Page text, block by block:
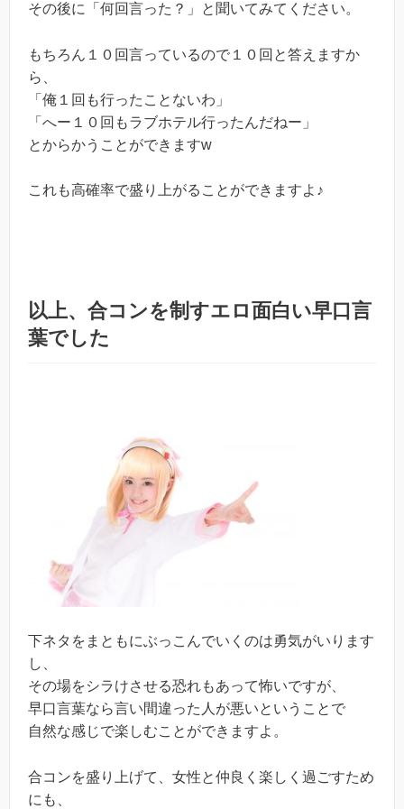
その後に「何回言った？」と聞いてみてください。
もちろん１０回言っているので１０回と答えますか
ら、
「俺１回も行ったことないわ」
「へー１０回もラブホテル行ったんだねー」
とからかうことができますw
これも高確率で盛り上がることができますよ♪
以上、合コンを制すエロ面白い早口言
葉でした
下ネタをまともにぶっこんでいくのは勇気がいります
し、
その場をシラけさせる恐れもあって怖いですが、
早口言葉なら言い間違った人が悪いということで
自然な感じで楽しむことができますよ。
合コンを盛り上げて、女性と仲良く楽しく過ごすため
にも、